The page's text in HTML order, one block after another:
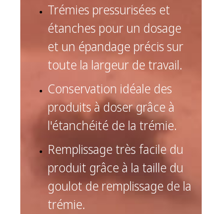
Trémies pressurisées et
étanches pour un dosage
et un épandage précis sur
toute la largeur de travail.
Conservation idéale des
produits à doser grâce à
l'étanchéité de la trémie.
Remplissage très facile du
produit grâce à la taille du
goulot de remplissage de la
trémie.